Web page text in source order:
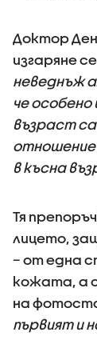
Доктор
изгаряне
неведнъж
че особено
възраст
в късна
Тя
лицето,
– от една
кожата, а
на
първият и